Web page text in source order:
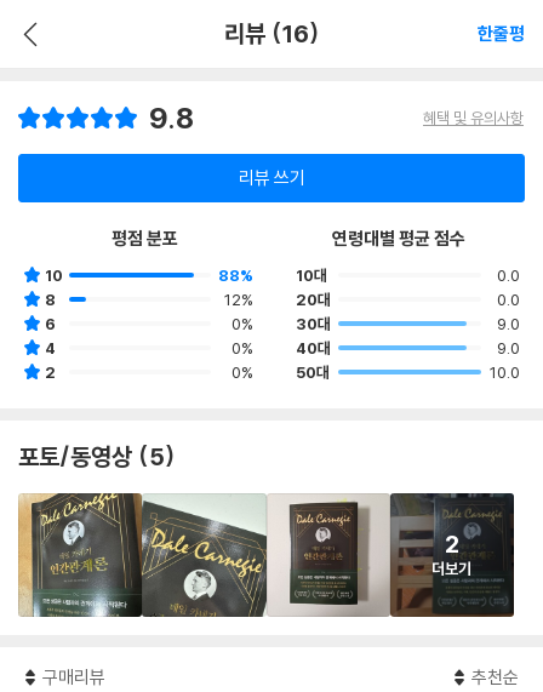
리뷰 (16) 한줄평
9.8 혜택 및 유의사항
리뷰 쓰기
평점 분포
10
88%
8
12%
6
0%
4
0%
2
0%
연령대별 평균 점수
10대
0.0
20대
0.0
30대
9.0
40대
9.0
50대
10.0
포토/동영상 (5)
2
더보기
구매리뷰 추천순